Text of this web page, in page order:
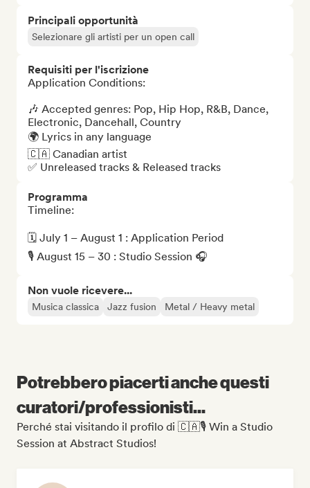
Principali opportunità
Selezionare gli artisti per un open call
Requisiti per l'iscrizione
Application Conditions:
🎶 Accepted genres: Pop, Hip Hop, R&B, Dance,
Electronic, Dancehall, Country
🌍 Lyrics in any language
🇨🇦 Canadian artist
✅ Unreleased tracks & Released tracks
Programma
Timeline:
🗓️ July 1 – August 1 : Application Period
🎙️ August 15 – 30 : Studio Session 🎧
Non vuole ricevere...
Musica classica Jazz fusion Metal / Heavy metal
Potrebbero piacerti anche questi
curatori/professionisti...
Perché stai visitando il profilo di 🇨🇦🎙️ Win a Studio
Session at Abstract Studios!